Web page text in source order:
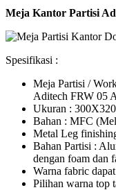
Meja Kantor Partisi
Spesifikasi :
Meja Partisi /
Aditech FRW 05 A
Ukuran :
Bahan : MFC
Metal Leg
Bahan Partisi :
dengan foam dan
Warna fabric
Pilihan warna top